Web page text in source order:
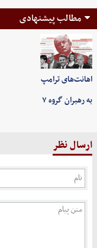
مطالب پیشنهادی
اهانت‌های ترامپ
به رهبران گروه ۷
ارسال نظر